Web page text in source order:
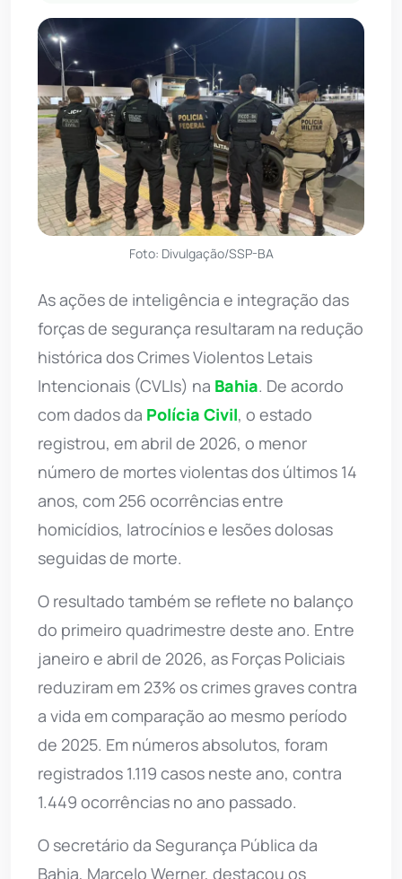
Foto: Divulgação/SSP-BA
As ações de inteligência e integração das
forças de segurança resultaram na redução
histórica dos Crimes Violentos Letais
Intencionais (CVLIs) na Bahia. De acordo
com dados da Polícia Civil, o estado
registrou, em abril de 2026, o menor
número de mortes violentas dos últimos 14
anos, com 256 ocorrências entre
homicídios, latrocínios e lesões dolosas
seguidas de morte.
O resultado também se reflete no balanço
do primeiro quadrimestre deste ano. Entre
janeiro e abril de 2026, as Forças Policiais
reduziram em 23% os crimes graves contra
a vida em comparação ao mesmo período
de 2025. Em números absolutos, foram
registrados 1.119 casos neste ano, contra
1.449 ocorrências no ano passado.
O secretário da Segurança Pública da
Bahia, Marcelo Werner, destacou os